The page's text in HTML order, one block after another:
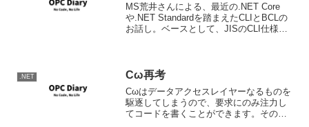
MS荒井さんによる、最近の.NET Core
や.NET Standardを踏まえたCLIとBCLの
お話し。ベースとして、JISのCLI仕様書
.NET Cω再考
Cωはデータアクセスレイヤーなるものを
駆逐してしまうので、要求にのみ注力し
てコードを書くことができます。その点